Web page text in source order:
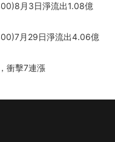
月3日淨流出1.08億
月29日淨流出4.06億
衝擊7連漲